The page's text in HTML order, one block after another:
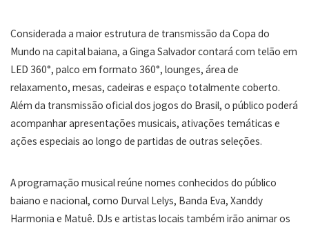
Considerada a maior estrutura de transmissão da Copa do
Mundo na capital baiana, a Ginga Salvador contará com telão em
LED 360°, palco em formato 360°, lounges, área de
relaxamento, mesas, cadeiras e espaço totalmente coberto.
Além da transmissão oficial dos jogos do Brasil, o público poderá
acompanhar apresentações musicais, ativações temáticas e
ações especiais ao longo de partidas de outras seleções.
A programação musical reúne nomes conhecidos do público
baiano e nacional, como Durval Lelys, Banda Eva, Xanddy
Harmonia e Matuê. DJs e artistas locais também irão animar os